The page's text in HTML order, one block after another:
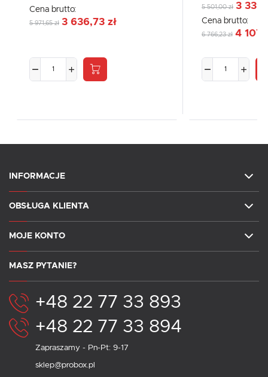
Cena brutto:
5 971,65 zł 3 636,73 zł
5 501,00 zł 3
Cena brutto:
6 766,23 zł 4
INFORMACJE
OBSŁUGA KLIENTA
MOJE KONTO
MASZ PYTANIE?
+48 22 77 33 893
+48 22 77 33 894
Zapraszamy - Pn-Pt: 9-17
sklep@probox.pl